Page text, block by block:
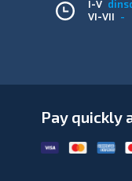
I-V
VI-VII -
Pay quickly